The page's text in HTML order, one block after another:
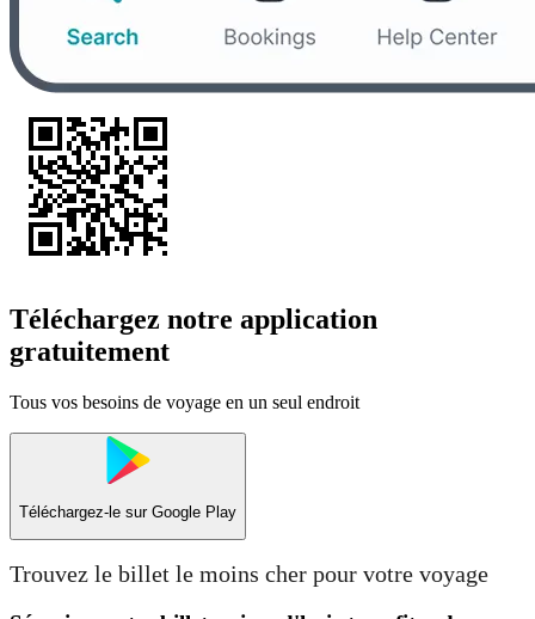
Téléchargez notre application
gratuitement
Tous vos besoins de voyage en un seul endroit
Téléchargez-le sur Google Play
Trouvez le billet le moins cher pour votre voyage